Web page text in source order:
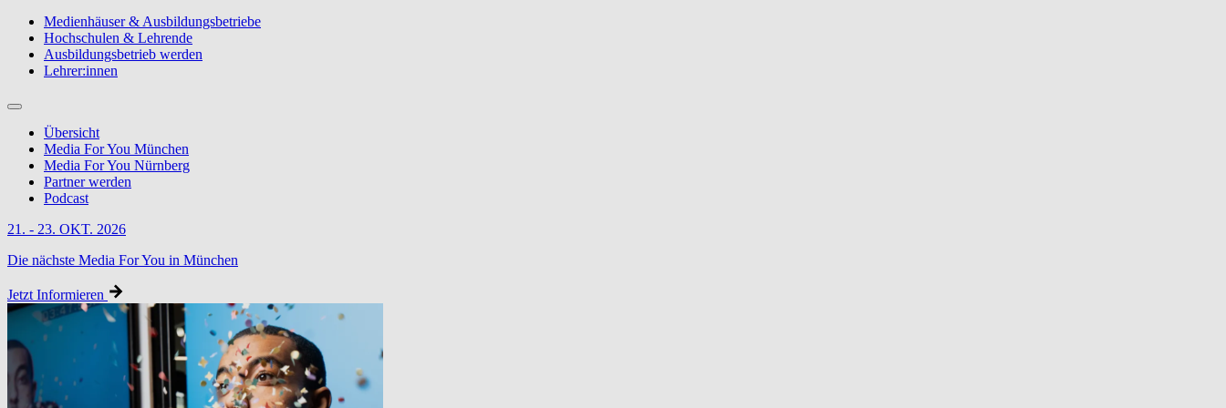
Medienhäuser & Ausbildungsbetriebe
Hochschulen & Lehrende
Ausbildungsbetrieb werden
Lehrer:innen
Übersicht
Media For You München
Media For You Nürnberg
Partner werden
Podcast
21. - 23. OKT. 2026
Die nächste Media For You in München
Jetzt Informieren